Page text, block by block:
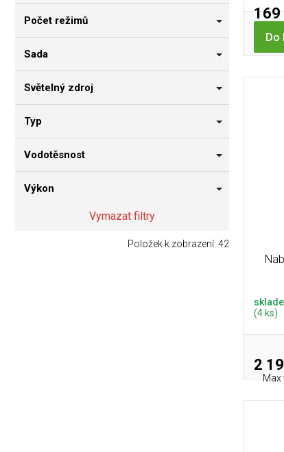
Počet režimů
Sada
Světelný zdroj
Typ
Vodotěsnost
Výkon
Vymazat filtry
Položek k zobrazení: 42
169
Do
(4 ks)
2
Max